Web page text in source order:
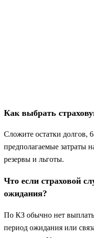
Как выбрать
Сложите остатки долгов,
предполагаемые затраты
резервы и льготы.
Что если страховой
ожидания?
По КЗ обычно нет
период ожидания или